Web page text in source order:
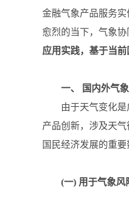
金融气象产品服务
愈烈的当下，气象
应用实践，基于当
一、 国内外气
由于天气变化
产品创新，涉及天
国民经济发展的重
(一) 用于气象风